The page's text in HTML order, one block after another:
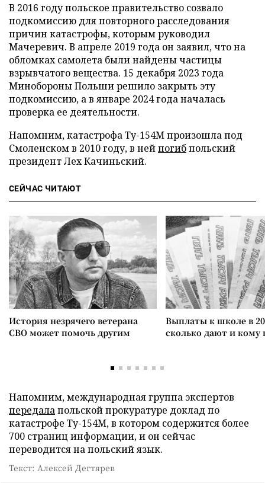
В 2016 году польское правительство созвало
подкомиссию для повторного расследования
причин катастрофы, которым руководил
Мачеревич. В апреле 2019 года он заявил, что на
обломках самолета были найдены частицы
взрывчатого вещества. 15 декабря 2023 года
Минобороны Польши решило закрыть эту
подкомиссию, а в январе 2024 года началась
проверка ее деятельности.
Напомним, катастрофа Ту-154М произошла под
Смоленском в 2010 году, в нейпогибпольский
президент Лех Качиньский.
СЕЙЧАС ЧИТАЮТ
История незрячего ветерана
СВО может помочь другим
Выплаты к школе в
сколько дают и
Напомним, международная группа экспертов
передалапольской прокуратуре доклад по
катастрофе Ту-154М, в котором содержится более
700 страниц информации, и он сейчас
переводится на польский язык.
Текст: Алексей Дегтярев